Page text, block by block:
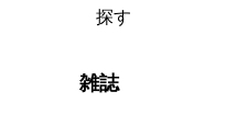
探す
雑誌